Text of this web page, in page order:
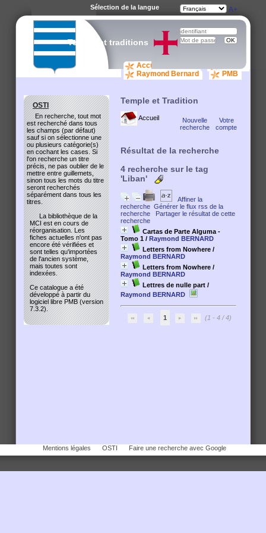
Temple et Tradition
Accueil
Accueil catalogue
osti.org
Raymond Bernard
PMB
Temple et traditions
Nouvelle
recherche
Votre
compte
Résultat de la recherche
4 recherche sur le tag
'Liban'
Affiner la
recherche Générer le flux rss de la
recherche
Partager le résultat de cette
recherche
Cartas de Parte Alguma -
Tomo 1 / Raymond BERNARD
Letters from Nowhere /
Raymond BERNARD
Letters from Nowhere /
Raymond BERNARD
Lettres de nulle part /
Raymond BERNARD
1 (1 - 4 / 4)
Mentions légales OSTI Faire une recherche avec Google
OSTI
En recherche, tout mot
est recherché dans tous
les champs (par défaut)
sauf si on sélectionne une
ou plusieurs catégorie(s)
en cochant les cases. Si
l'on recherche un titre
précis, ne pas oublier de le
mettre entre guillemets,
sinon tous les mots du titre
seront recherchés
séparément dans tous les
titres.
La bibliothèque de la
MCI est en cours de
réorganisation. Les
fiches actuelles n'ont pas
encore été vérifiées et
sont telles qu'importées
de l'ancien système,
mais toutes sont
indexées.
Ce catalogue a été
développé à partir du
logiciel libre PMB (version
7.3.2).
A A+
Sélection de la langue